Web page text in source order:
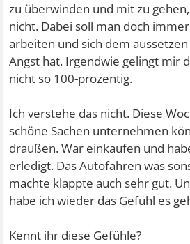
zu überwinden und mit zu
nicht. Dabei soll man doch
arbeiten und sich dem
Angst hat. Irgendwie gelingt mir
nicht so 100-prozentig.
Ich verstehe das nicht. Diese
schöne Sachen unternehmen
draußen. War einkaufen und
erledigt. Das Autofahren was
machte klappte auch sehr gut.
habe ich wieder das Gefühl es
Kennt ihr diese Gefühle?